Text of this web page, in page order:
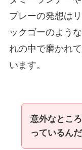
プレーの発想は
ックゴーのよう
れの中で磨かれ
います。
意外なとこ
っているんだ